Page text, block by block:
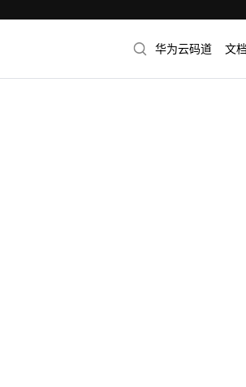
华为云码道 文档